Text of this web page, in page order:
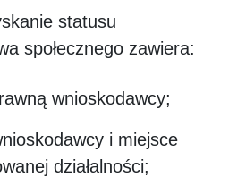
statusu
społecznego zawiera:
wnioskodawcy;
i miejsce
działalności;